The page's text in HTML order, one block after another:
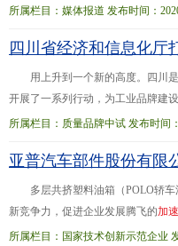
效和可操作性，优化援企稳岗政策
点问题，推动复工达产，增强外商
产业集群发展，在加工贸易、 跨 境
实现新突破，争取实际利用外
所属栏目：媒体报道 发布时间：
四川省经济和信息化厅
用上升到一个新的高度。四川
开展了一系列行动，为工业品牌建
发展的强大动力。今年1-11月，全
关负责人表示，四川省即将出台《“
）》，将大力实施“品牌强基
企业
所属栏目：质量品牌中试 发布时间
亚普汽车部件股份有限
多层共挤塑料油箱（POLO轿
新竞争力，促进企业发展腾飞的加速
15件。2013年，参与制定国家标准
所属栏目：国家技术创新示范企业